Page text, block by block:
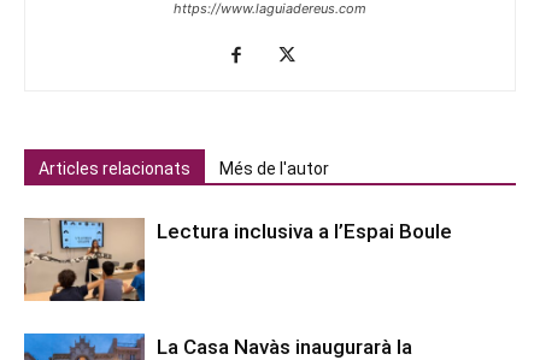
https://www.laguiadereus.com
Articles relacionats Més de l'autor
Lectura inclusiva a l’Espai Boule
La Casa Navàs inaugurarà la